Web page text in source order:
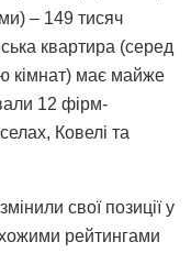
– 149 тисяч
квартира (серед
кімнат) має майже
12 фірм-
Ковелі та
свої позиції у
рейтингами